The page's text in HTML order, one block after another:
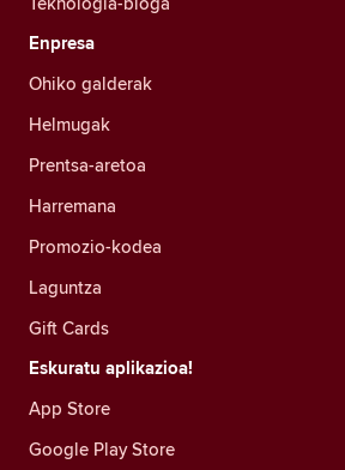
Enpresa
Ohiko galderak
Helmugak
Prentsa-aretoa
Harremana
Promozio-kodea
Laguntza
Gift Cards
Eskuratu aplikazioa!
App Store
Google Play Store